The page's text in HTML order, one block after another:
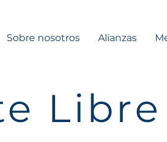
Sobre nosotros Alianzas
Libre